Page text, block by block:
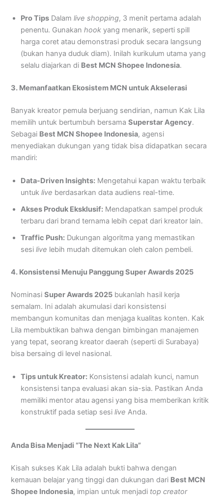
Pro Tips Dalamlive shopping, 3 menit pertama adalah
penentu. Gunakanhook yang menarik, seperti spill
harga coret atau demonstrasi produk secara langsung
(bukan hanya duduk diam). Inilah kurikulum utama yang
selalu diajarkan di Best MCN Shopee Indonesia.
3. Memanfaatkan Ekosistem MCN untuk Akselerasi
Banyak kreator pemula berjuang sendirian, namun Kak Lila
memilih untuk bertumbuh bersamaSuperstar Agency.
Sebagai Best MCN Shopee Indonesia, agensi
menyediakan dukungan yang tidak bisa didapatkan secara
mandiri:
Data-Driven Insights: Mengetahui kapan waktu terbaik
untuklive berdasarkan data audiens real-time.
Akses Produk Eksklusif: Mendapatkan sampel produk
terbaru dari brand ternama lebih cepat dari kreator lain.
Traffic Push: Dukungan algoritma yang memastikan
sesilive lebih mudah ditemukan oleh calon pembeli.
4. Konsistensi Menuju Panggung Super Awards 2025
NominasiSuper Awards 2025 bukanlah hasil kerja
semalam. Ini adalah akumulasi dari konsistensi
membangun komunitas dan menjaga kualitas konten. Kak
Lila membuktikan bahwa dengan bimbingan manajemen
yang tepat, seorang kreator daerah (seperti di Surabaya)
bisa bersaing di level nasional.
Tips untuk Kreator: Konsistensi adalah kunci, namun
konsistensi tanpa evaluasi akan sia-sia. Pastikan Anda
memiliki mentor atau agensi yang bisa memberikan kritik
konstruktif pada setiap sesilive Anda.
Anda Bisa Menjadi “The Next Kak Lila”
Kisah sukses Kak Lila adalah bukti bahwa dengan
kemauan belajar yang tinggi dan dukungan dari Best MCN
Shopee Indonesia, impian untuk menjadi top creator